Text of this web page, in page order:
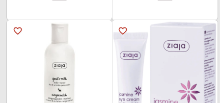
favorite_border
favorite_border